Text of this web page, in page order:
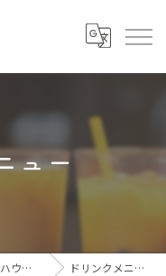
ュー
愛知県名古屋市のクレープならクレープハウスアニス ドリンクメニュー